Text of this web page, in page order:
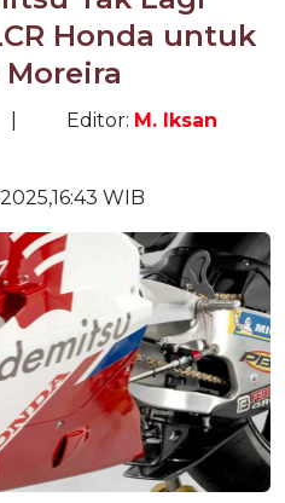
Honda untuk
Editor: M. Iksan
WIB